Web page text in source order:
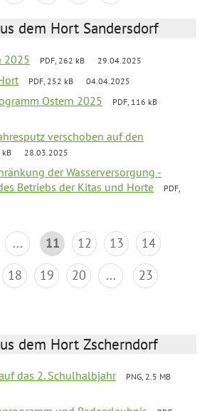
dem Hort Sandersdorf
2025 PDF, 262 kB 29.04.2025
PDF, 252 kB 04.04.2025
Ostern 2025
PDF, 116 kB
verschoben auf den
kB 28.03.2025
der Wasserversorgung -
Betriebs der Kitas und Horte
PDF,
... 11 12 13
14
18 19 20 ... 23
dem Hort Zscherndorf
das 2. Schulhalbjahr
PNG, 2.5 MB